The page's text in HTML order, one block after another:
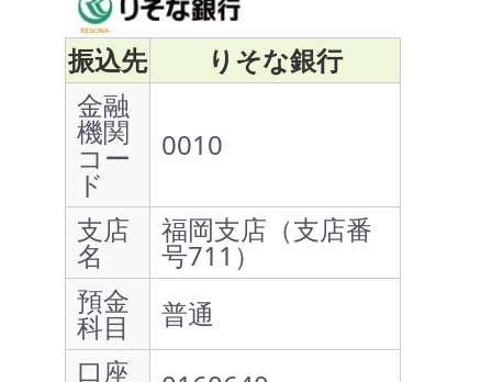
振込先
りそな銀行
金融
機関
コー
ド
0010
支店
名
福岡支店（支店番
号711）
預金
科目
普通
口座